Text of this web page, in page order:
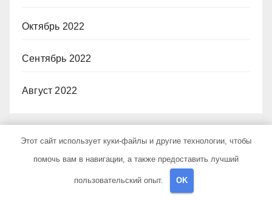
Октябрь 2022
Сентябрь 2022
Август 2022
Категории
Uncategorised
Этот сайт использует куки-файлы и другие технологии, чтобы
помочь вам в навигации, а также предоставить лучший
пользовательский опыт. OK